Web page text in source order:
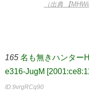
（出典 【
165 名も無きハンター
e316-JugM
ID:9vrgRCq90